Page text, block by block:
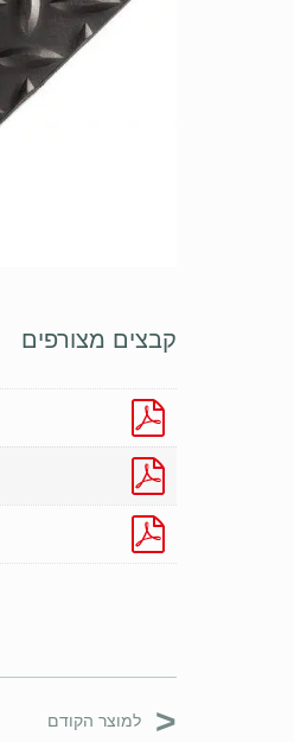
קבצים מצורפים
< למוצר הקודם